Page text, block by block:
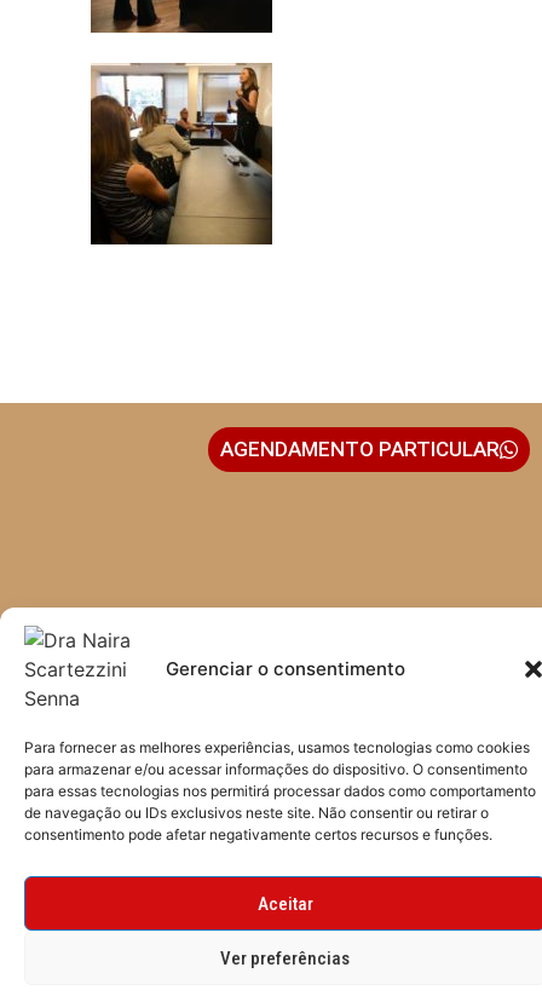
Gerenciar o consentimento
Para fornecer as melhores experiências, usamos tecnologias como cookies
para armazenar e/ou acessar informações do dispositivo. O consentimento
para essas tecnologias nos permitirá processar dados como comportamento
de navegação ou IDs exclusivos neste site. Não consentir ou retirar o
consentimento pode afetar negativamente certos recursos e funções.
Aceitar
Ver preferências
São Paulo - SP - Brasil
AGENDAMENTO PARTICULAR